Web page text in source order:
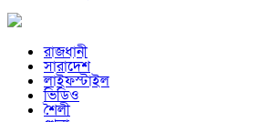
রাজধানী
সারাদেশ
লাইফস্টাইল
ভিডিও
শৈলী